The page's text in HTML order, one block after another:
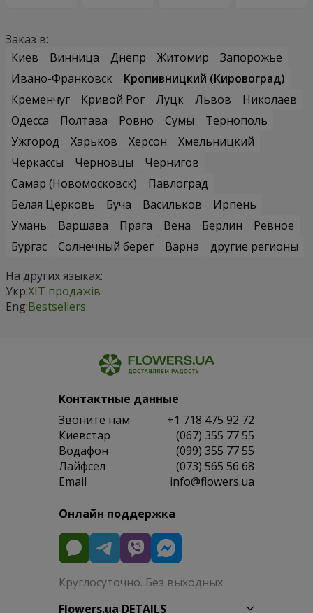
Заказ в:
Киев
Винница Днепр Житомир
Запорожье
Ивано-Франковск
Кропивницкий (Кировоград)
Кременчуг
Кривой Рог Луцк Львов
Николаев
Одесса
Полтава Ровно Сумы
Тернополь
Ужгород
Харьков Херсон
Хмельницкий
Черкассы
Черновцы
Чернигов
Самар (Новомосковск)
Павлоград
Белая Церковь
Буча Васильков
Ирпень
Умань
Варшава Прага Вена Берлин
Ревное
Бургас
Солнечный берег Варна
другие регионы
На других языках:
Укр:ХІТ продажів
Eng:Bestsellers
Контактные данные
Звоните нам
+1 718 475 92 72
Киевстар
(067) 355 77 55
Водафон
(099) 355 77 55
Лайфсел
(073) 565 56 68
Email
info@flowers.ua
Онлайн поддержка
Круглосуточно. Без выходных
Flowers.ua DETAILS